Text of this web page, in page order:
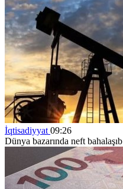
İqtisadiyyat 09:26
Dünya bazarında neft bahalaşıb